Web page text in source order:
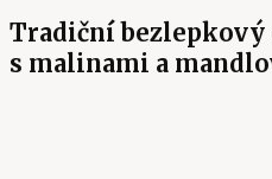
Tradiční
s malinami a